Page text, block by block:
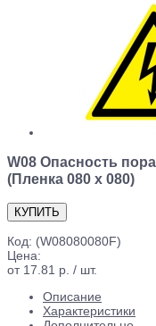
W08 Опасность
(Пленка 080 х 080)
Код: (W08080080F)
Цена:
от 17.81 р. / шт.
Описание
Характеристики